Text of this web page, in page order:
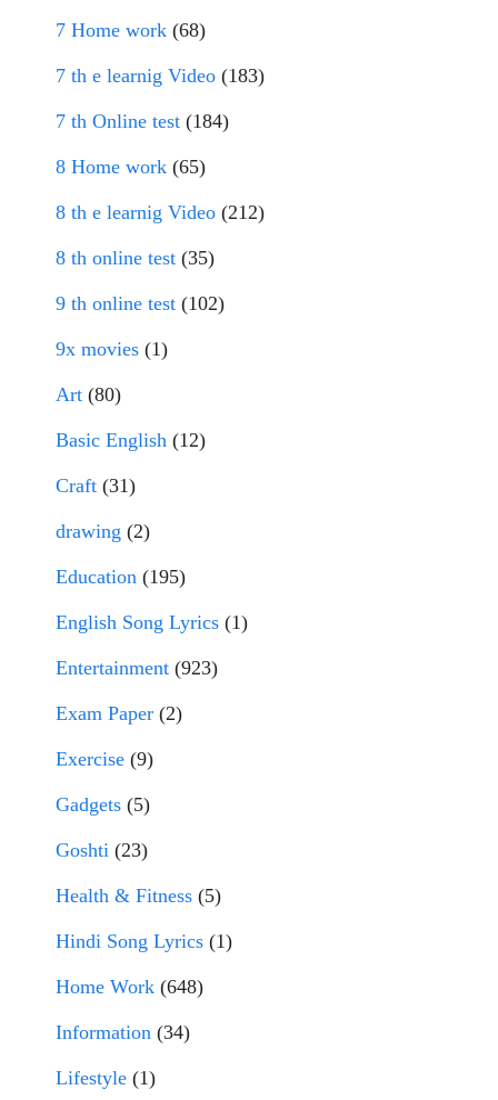
7 Home work (68)
7 th e learnig Video (183)
7 th Online test (184)
8 Home work (65)
8 th e learnig Video (212)
8 th online test (35)
9 th online test (102)
9x movies (1)
Art (80)
Basic English (12)
Craft (31)
drawing (2)
Education (195)
English Song Lyrics (1)
Entertainment (923)
Exam Paper (2)
Exercise (9)
Gadgets (5)
Goshti (23)
Health & Fitness (5)
Hindi Song Lyrics (1)
Home Work (648)
Information (34)
Lifestyle (1)